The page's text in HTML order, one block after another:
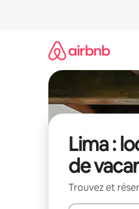
Lima :
de
Trouvez et